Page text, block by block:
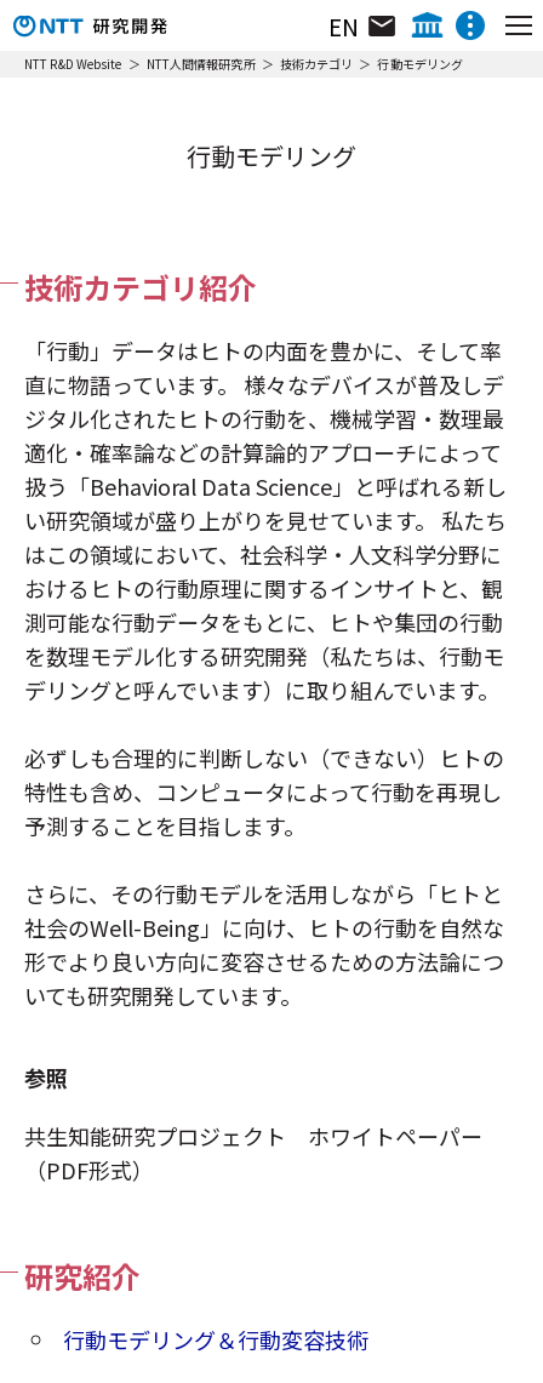
EN
NTT IOWN総合イノベーションセンタ
NTTコンピューティングテクノロジーセンタ
NTT人間情報研究所
NTT社会情報研究所
NTTコンピュータ＆データサイエンス研究所
NTT情報ネットワーク総合研究所
NTTネットワークサービスシステム研究所
NTTアクセスサービスシステム研究所
NTT宇宙環境エネルギー研究所
NTT先端技術総合研究所
NTT未来ねっと研究所
NTT先端集積デバイス研究所
NTTコミュニケーション科学基礎研究所
NTT物性科学基礎研究所
総合研究所・研究所の一覧
NTT知的財産センタ
組織･研究員･所在地
リサーチ＆アクティビティ
イベント
NTTホーム 株主・投資家情報 採用情報
リサーチ＆アクティビティ
ニュース＆トピックス
NTT R&D Website NTT人間情報研究所 技術カテゴリ 行動モデリング
行動モデリング
技術カテゴリ紹介
「行動」データはヒトの内面を豊かに、そして率
直に物語っています。 様々なデバイスが普及しデ
ジタル化されたヒトの行動を、機械学習・数理最
適化・確率論などの計算論的アプローチによって
扱う「Behavioral Data Science」と呼ばれる新し
い研究領域が盛り上がりを見せています。 私たち
はこの領域において、社会科学・人文科学分野に
おけるヒトの行動原理に関するインサイトと、観
測可能な行動データをもとに、ヒトや集団の行動
を数理モデル化する研究開発（私たちは、行動モ
デリングと呼んでいます）に取り組んでいます。
必ずしも合理的に判断しない（できない）ヒトの
特性も含め、コンピュータによって行動を再現し
予測することを目指します。
さらに、その行動モデルを活用しながら「ヒトと
社会のWell-Being」に向け、ヒトの行動を自然な
形でより良い方向に変容させるための方法論につ
いても研究開発しています。
参照
共生知能研究プロジェクト ホワイトペーパー
（PDF形式）
研究紹介
行動モデリング＆行動変容技術